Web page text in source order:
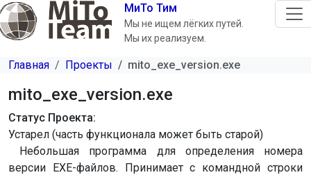
Перейти к основному содержанию
МиТо Тим
Мы не ищем лёгких путей.
Мы их реализуем.
Главная Проекты mito_exe_version.exe
mito_exe_version.exe
Статус Проекта
Устарел (часть функционала может быть старой)
Небольшая программа для определения номера
версии EXE-файлов. Принимает с командной строки